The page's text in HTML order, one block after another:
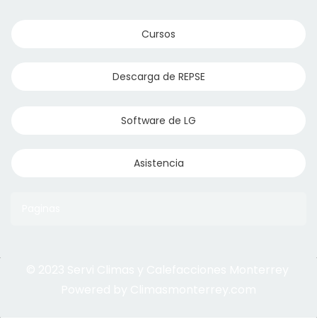
Cursos
Descarga de REPSE
Software de LG
Asistencia